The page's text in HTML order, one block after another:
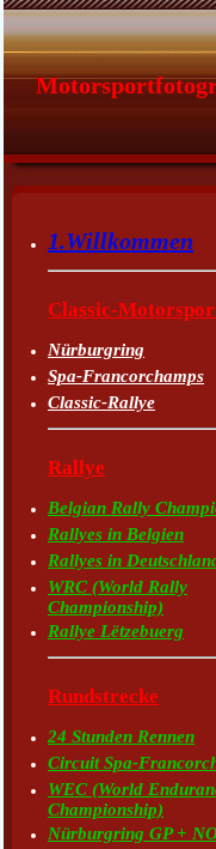
1.Willkommen
Classic-
Nürburgring
Spa-Francorchamps
Classic-Rallye
Rallye
Belgian Rally
Rallyes in Belgien
Rallyes in
WRC (World Rally
Championship)
Rallye Lëtzebuerg
Rundstrecke
24 Stunden Rennen
Circuit Spa-
WEC (World
Championship)
Nürburgring GP +